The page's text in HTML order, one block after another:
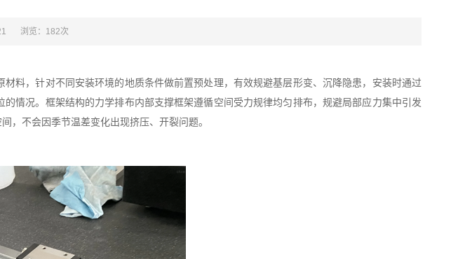
浏览：182次
，针对不同安装环境的地质条件做前置预处理，有效规避基层形变、沉降隐患，安装时通过
情况。框架结构的力学排布内部支撑框架遵循空间受力规律均匀排布，规避局部应力集中引发
，不会因季节温差变化出现挤压、开裂问题。